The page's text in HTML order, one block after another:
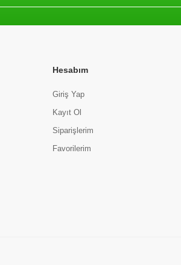
Hesabım
Giriş Yap
Kayıt Ol
Siparişlerim
Favorilerim